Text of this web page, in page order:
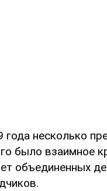
несколько
было взаимное
объединенных